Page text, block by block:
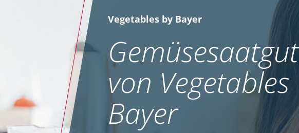
Vegetables by Bayer
Gemüsesaatgut
von Vegetables
Bayer